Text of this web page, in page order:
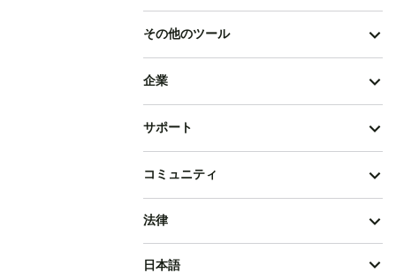
その他のツール
企業
サポート
コミュニティ
法律
日本語